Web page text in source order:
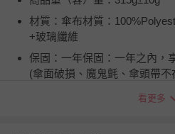
材質：傘布材質：
+玻璃纖維
保固：一年保固：一年之內，
(傘面破損、魔鬼氈、傘頭帶不
詳細尺寸：280mm * 50mm *
看更多